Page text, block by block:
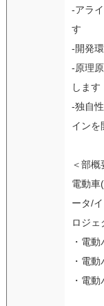
-アラ
す
-開発
-原理
します
-独自
インを
＜部概
電動車
ータ/
ロジェ
・電
・電
・電